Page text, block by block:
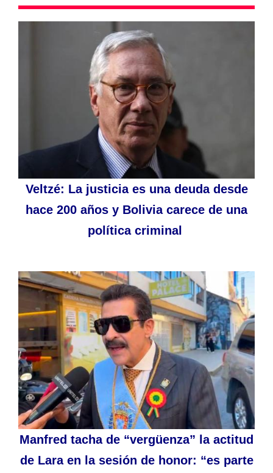
Veltzé: La justicia es una deuda desde
hace 200 años y Bolivia carece de una
política criminal
Manfred tacha de “vergüenza” la actitud
de Lara en la sesión de honor: “es parte